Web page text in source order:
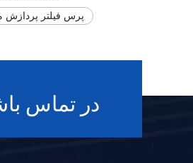
پرس فیلتر پردازش
در تماس